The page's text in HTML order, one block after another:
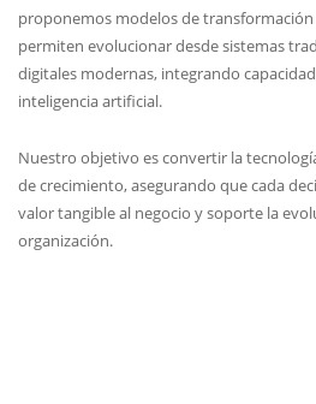
digitales modernas, integrando
inteligencia artificial.
Nuestro objetivo es convertir la
valor tangible al negocio y soporte la
organización.